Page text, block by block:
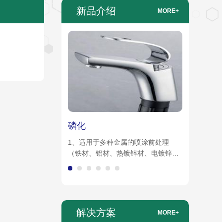
新品介绍 MORE+
磷化
1、适用于多种金属的喷涂前处理
（铁材、铝材、热镀锌材、电镀锌材
可通过测量 pH 或电导率进行自动补
加。不含磷酸盐、锌、镍、锰及挥发
解决方案 MORE+